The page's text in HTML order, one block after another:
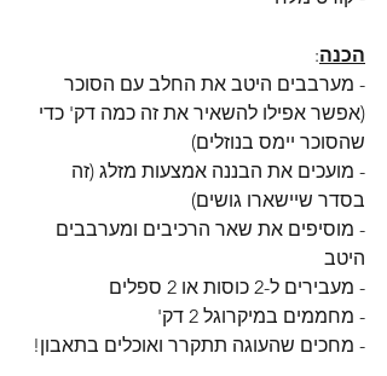
הכנה:
- מערבבים היטב את החלב עם הסוכר
(אפשר אפילו להשאיר את זה כמה דק' כדי
שהסוכר יימס בנוזלים)
- מועכים את הבננה אמצעות מזלג (זה
בסדר שיישארו גושים)
- מוסיפים את שאר הרכיבים ומערבבים
היטב
- מעבירים ל-2 כוסות או 2 ספלים
- מחממים במיקרוגל 2 דק'
- מחכים שהעוגה תתקרר ואוכלים בתאבון!